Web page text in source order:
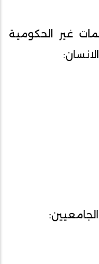
غير الحكومية